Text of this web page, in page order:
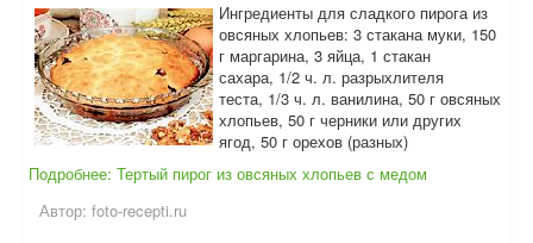
Ингредиенты для сладкого пирога из
овсяных хлопьев: 3 стакана муки, 150
г маргарина, 3 яйца, 1 стакан
сахара, 1/2 ч. л. разрыхлителя
теста, 1/3 ч. л. ванилина, 50 г овсяных
хлопьев, 50 г черники или других
ягод, 50 г орехов (разных)
Подробнее: Тертый пирог из овсяных хлопьев с медом
Автор: foto-recepti.ru